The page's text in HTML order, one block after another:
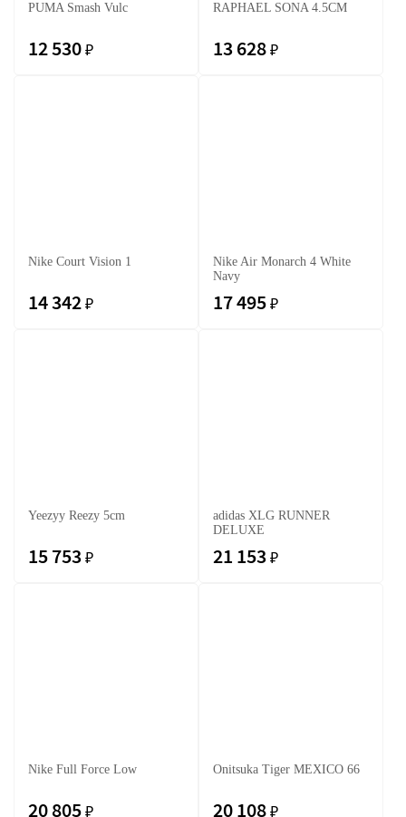
PUMA Smash Vulc
12 530 ₽
RAPHAEL SONA 4.5CM
13 628 ₽
Nike Court Vision 1
14 342 ₽
Nike Air Monarch 4 White
Navy
17 495 ₽
Yeezyy Reezy 5cm
15 753 ₽
adidas XLG RUNNER
DELUXE
21 153 ₽
Nike Full Force Low
20 805 ₽
Onitsuka Tiger MEXICO 66
20 108 ₽